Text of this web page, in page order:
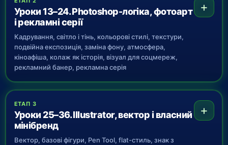
Уроки 13–24. Photoshop-логіка, фотоарт
і рекламні серії
Кадрування, світло і тінь, кольорові стилі, текстури,
подвійна експозиція, заміна фону, атмосфера,
кіноафіша, колаж як історія, візуал для соцмереж,
рекламний банер, рекламна серія
+
ЕТАП 3
Уроки 25–36. Illustrator, вектор і власний
мінібренд
Вектор, базові фігури, Pen Tool, flat-стиль, знак з
+